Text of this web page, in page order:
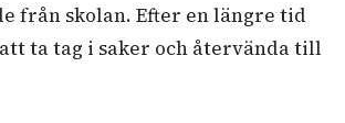
från skolan. Efter en längre tid
ta tag i saker och återvända till